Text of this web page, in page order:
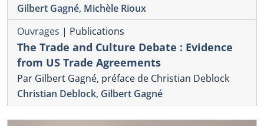
Gilbert Gagné, Michèle Rioux
Ouvrages | Publications
The Trade and Culture Debate : Evidence
from US Trade Agreements
Par Gilbert Gagné, préface de Christian Deblock
Christian Deblock, Gilbert Gagné